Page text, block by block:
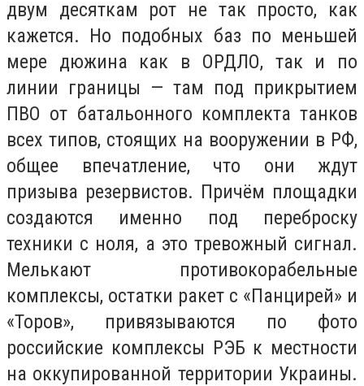
двум десяткам рот не так просто, как
кажется. Но подобных баз по меньшей
мере дюжина как в ОРДЛО, так и по
линии границы — там под прикрытием
ПВО от батальонного комплекта танков
всех типов, стоящих на вооружении в РФ,
общее впечатление, что они ждут
призыва резервистов. Причём площадки
создаются именно под переброску
техники с ноля, а это тревожный сигнал.
Мелькают противокорабельные
комплексы, остатки ракет с «Панцирей» и
«Торов», привязываются по фото
российские комплексы РЭБ к местности
на оккупированной территории Украины.